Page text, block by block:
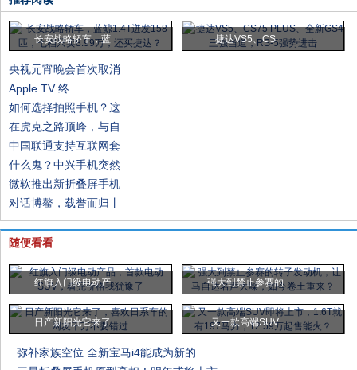
长安战略轿车，蓝 捷达VS5、CS
央视元宵晚会首次取消
Apple TV 终
如何选择拍照手机？这
在虎克之路顶峰，与自
中国联通支持互联网套
什么鬼？中兴手机突然
微软推出新折叠屏手机
对话博鳌，载誉而归丨
随便看看
红旗入门级电动产 强大到禁止参赛的
日产新阳光它来了 又一款高端SUV
弥补家族空位 全新宝马i4能成为新的